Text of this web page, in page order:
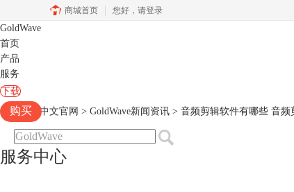
商城首页 您好， 请登录
GoldWave
首页
产品
服务
下载
购买
Goldwave中文官网 > GoldWave新闻资讯 > 音频剪辑软件有哪些 音频
服务中心